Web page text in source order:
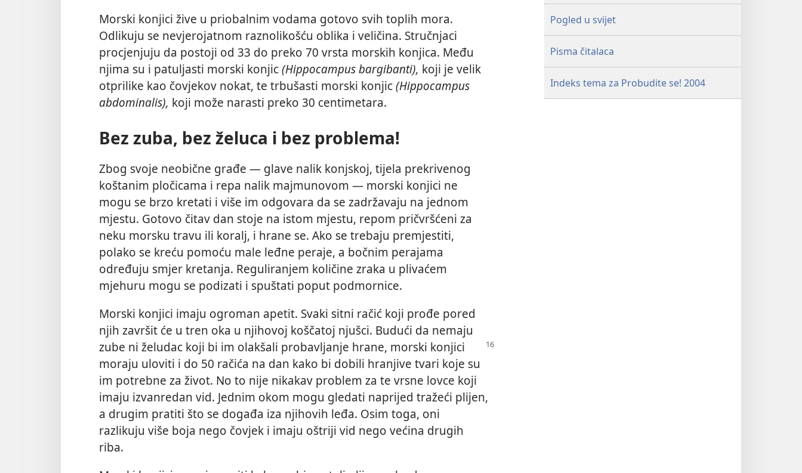
Morski konjici žive u priobalnim vodama gotovo svih toplih mora.
Odlikuju se nevjerojatnom raznolikošću oblika i veličina. Stručnjaci
procjenjuju da postoji od 33 do preko 70 vrsta morskih konjica. Među
njima su i patuljasti morski konjic(Hippocampus bargibanti), koji je velik
otprilike kao čovjekov nokat, te trbušasti morski konjic(Hippocampus
abdominalis), koji može narasti preko 30 centimetara.
Bez zuba, bez želuca i bez problema!
Zbog svoje neobične građe — glave nalik konjskoj, tijela prekrivenog
koštanim pločicama i repa nalik majmunovom — morski konjici ne
mogu se brzo kretati i više im odgovara da se zadržavaju na jednom
mjestu. Gotovo čitav dan stoje na istom mjestu, repom pričvršćeni za
neku morsku travu ili koralj, i hrane se. Ako se trebaju premjestiti,
polako se kreću pomoću male leđne peraje, a bočnim perajama
određuju smjer kretanja. Reguliranjem količine zraka u plivaćem
mjehuru mogu se podizati i spuštati poput podmornice.
Morski konjici imaju ogroman apetit. Svaki sitni račić koji prođe pored
njih završit će u tren oka u njihovoj koščatoj njušci. Budući da nemaju
zube ni želudac koji bi im olakšali probavljanje hrane, morski konjici
moraju uloviti i do 50 račića na dan kako bi dobili hranjive tvari koje su
im potrebne za život. No to nije nikakav problem za te vrsne lovce koji
imaju izvanredan vid. Jednim okom mogu gledati naprijed tražeći plijen,
a drugim pratiti što se događa iza njihovih leđa. Osim toga, oni
razlikuju više boja nego čovjek i imaju oštriji vid nego većina drugih
riba.
Pogled u svijet
Pisma čitalaca
Indeks tema za Probudite se! 2004